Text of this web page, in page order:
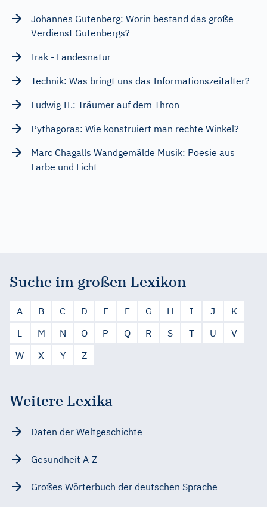
Johannes Gutenberg: Worin bestand das große
Verdienst Gutenbergs?
Irak - Landesnatur
Technik: Was bringt uns das Informationszeitalter?
Ludwig II.: Träumer auf dem Thron
Pythagoras: Wie konstruiert man rechte Winkel?
Marc Chagalls Wandgemälde Musik: Poesie aus
Farbe und Licht
Suche im großen Lexikon
A B C D E F G H I J
K
L
M N O P Q R S T U
V
W
X Y Z
Weitere Lexika
Daten der Weltgeschichte
Gesundheit A-Z
Großes Wörterbuch der deutschen Sprache